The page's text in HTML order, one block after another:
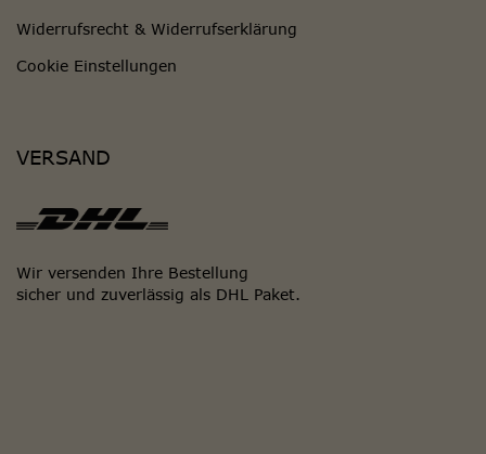
Widerrufsrecht & Widerrufserklärung
Cookie Einstellungen
VERSAND
Wir versenden Ihre Bestellung
sicher und zuverlässig als DHL Paket.